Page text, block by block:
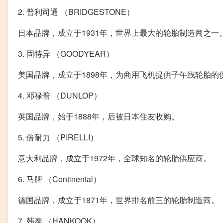
2. 普利司通 （BRIDGESTONE）
日本品牌，成立于1931年，世界上最大的轮胎制造商之一。
3. 固特异 （GOODYEAR）
美国品牌，成立于1898年，为商用飞机提供子午线轮胎的
4. 邓禄普 （DUNLOP）
英国品牌，始于1888年，后被日本住友收购。
5. 倍耐力 （PIRELLI）
意大利品牌，成立于1972年，全球知名的轮胎供应商。
6. 马牌 （Continental）
德国品牌，成立于1871年，世界排名前三的轮胎制造商。